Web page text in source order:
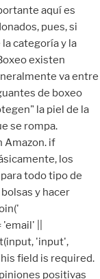
||
'input',
field is required.
positivas